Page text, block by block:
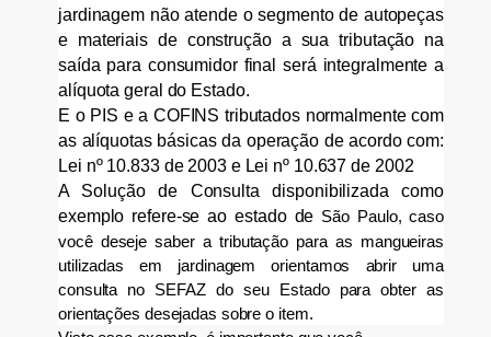
jardinagem não atende o segmento de autopeças
e materiais de construção a sua tributação na
saída para consumidor final será integralmente a
alíquota geral do Estado.
E o PIS e a COFINS tributados normalmente com
as alíquotas básicas da operação de acordocom:
Lei nº 10.833 de 2003 e Lei nº 10.637 de 2002
A Solução de Consulta disponibilizada como
exemplo refere-se ao estado de São Paulo, caso
você deseje saber a tributação para as mangueiras
utilizadas em jardinagem orientamos abrir uma
consulta no SEFAZ do seu Estado para obter as
orientações desejadas sobre o item.